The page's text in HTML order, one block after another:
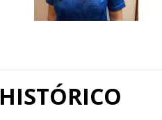
HISTÓRICO